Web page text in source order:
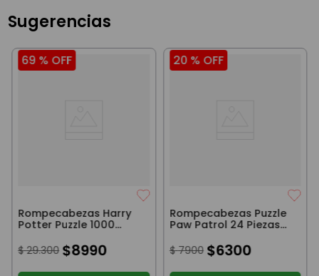
Sugerencias
69 % OFF
Rompecabezas Harry
Potter Puzzle 1000
$ 29.300 $8990
20 % OFF
Rompecabezas Puzzle
Paw Patrol 24 Piezas
$ 7900 $6300